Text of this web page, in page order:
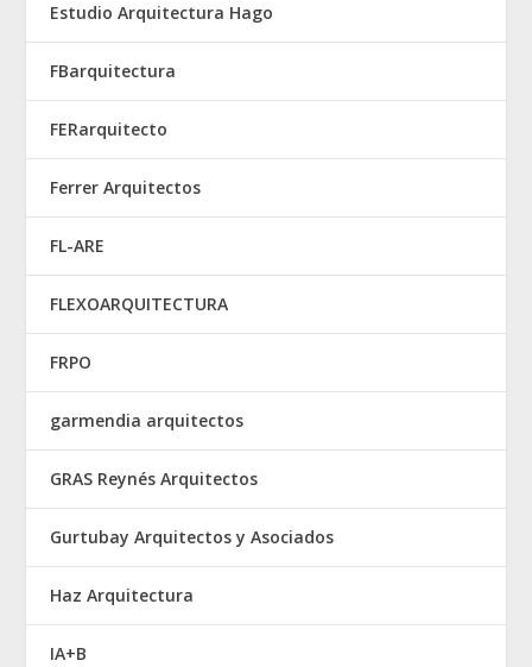
Estudio Arquitectura Hago
FBarquitectura
FERarquitecto
Ferrer Arquitectos
FL-ARE
FLEXOARQUITECTURA
FRPO
garmendia arquitectos
GRAS Reynés Arquitectos
Gurtubay Arquitectos y Asociados
Haz Arquitectura
IA+B